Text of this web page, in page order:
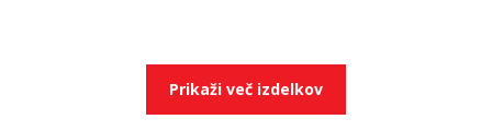
Prikaži več izdelkov